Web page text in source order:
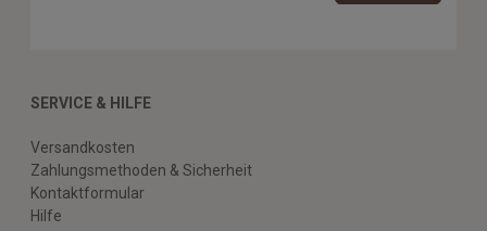
SERVICE & HILFE
Versandkosten
Zahlungsmethoden & Sicherheit
Kontaktformular
Hilfe